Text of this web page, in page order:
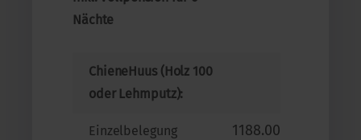
Nächte
ChieneHuus (Holz 100
oder Lehmputz):
Einzelbelegung
1188.00